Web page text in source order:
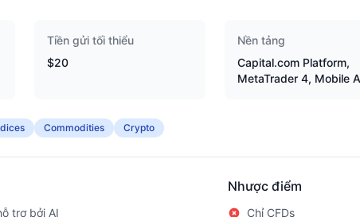
Tiền gửi tối thiểu
$20
Nền tảng
Capital.com Platform,
MetaTrader 4, Mobile
Commodities Crypto
trợ bởi AI
Nhược điểm
Chỉ CFDs